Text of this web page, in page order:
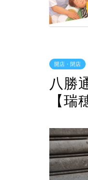
開店・閉店
八勝
【瑞